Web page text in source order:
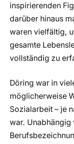
inspirierenden
darüber hinaus
waren vielfältig,
gesamte
vollständig zu
Döring war in
möglicherweise
Sozialarbeit – je
war. Unabhängig